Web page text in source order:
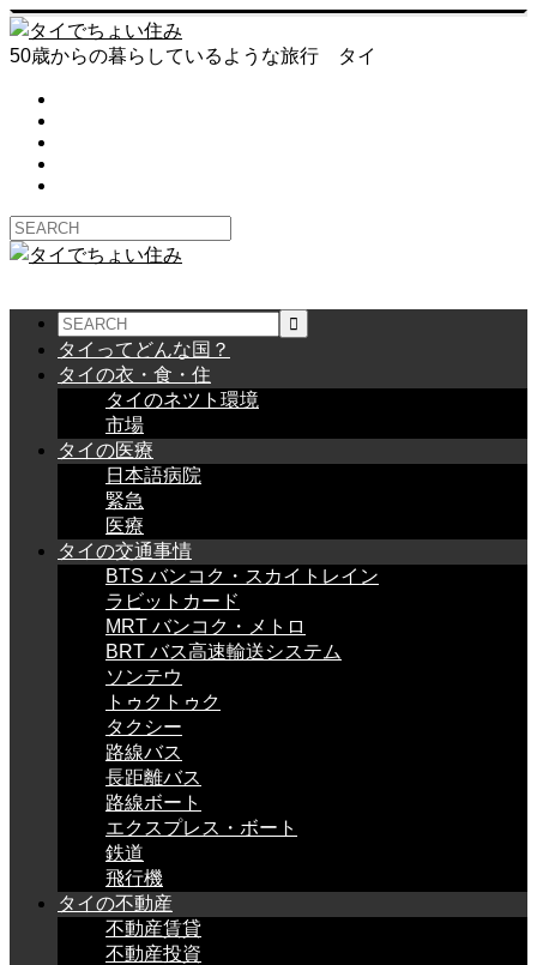
50歳からの暮らしているような旅行 タイ
タイってどんな国？
タイの衣・食・住
タイのネツト環境
市場
タイの医療
日本語病院
緊急
医療
タイの交通事情
BTS バンコク・スカイトレイン
ラビットカード
MRT バンコク・メトロ
BRT バス高速輸送システム
ソンテウ
トゥクトゥク
タクシー
路線バス
長距離バス
路線ボート
エクスプレス・ボート
鉄道
飛行機
タイの不動産
不動産賃貸
不動産投資